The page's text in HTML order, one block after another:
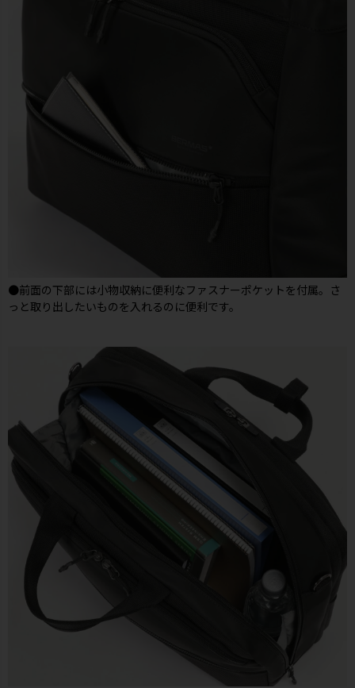
●前面の下部には小物収納に便利なファスナーポケットを付属。さ
っと取り出したいものを入れるのに便利です。